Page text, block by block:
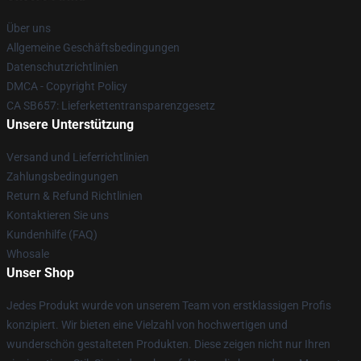
Über uns
Allgemeine Geschäftsbedingungen
Datenschutzrichtlinien
DMCA - Copyright Policy
CA SB657: Lieferkettentransparenzgesetz
Unsere Unterstützung
Versand und Lieferrichtlinien
Zahlungsbedingungen
Return & Refund Richtlinien
Kontaktieren Sie uns
Kundenhilfe (FAQ)
Whosale
Unser Shop
Jedes Produkt wurde von unserem Team von erstklassigen Profis
konzipiert. Wir bieten eine Vielzahl von hochwertigen und
wunderschön gestalteten Produkten. Diese zeigen nicht nur Ihren